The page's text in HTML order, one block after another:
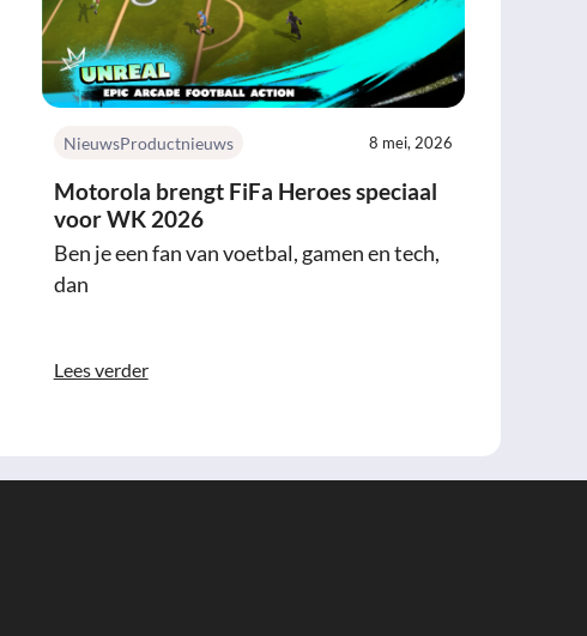
NieuwsProductnieuws 8 mei, 2026
Motorola brengt FiFa Heroes speciaal
voor WK 2026
Ben je een fan van voetbal, gamen en tech,
dan
Lees verder